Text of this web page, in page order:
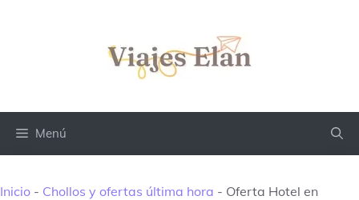
Menú
Inicio - Chollos y ofertas última hora - Oferta Hotel en